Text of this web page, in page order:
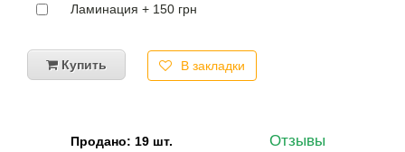
Ламинация + 150 грн
Купить В закладки
Продано: 19 шт. Отзывы